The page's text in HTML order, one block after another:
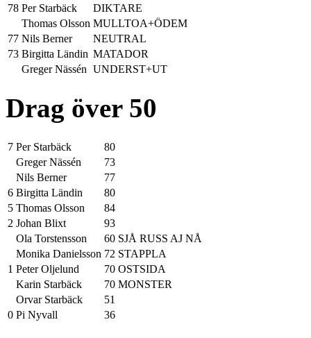
78 Per Starbäck
DIKTARE
Thomas Olsson MULLTOA+ÖDEM
77 Nils Berner
NEUTRAL
73 Birgitta Ländin MATADOR
Greger Nässén UNDERST+UT
Drag över 50
7 Per Starbäck
80
Greger Nässén
73
Nils Berner
77
6 Birgitta Ländin
80
5 Thomas Olsson
84
2 Johan Blixt
93
Ola Torstensson
60 SJÅ RUSS AJ NÅ
Monika Danielsson 72 STAPPLA
1 Peter Oljelund
70 OSTSIDA
Karin Starbäck
70 MONSTER
Orvar Starbäck
51
0 Pi Nyvall 36